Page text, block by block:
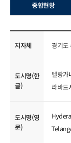
국제기구회의
국제교류현황
종합현황
지자체 경기도
도시명(한
글)
텔랑가
라바드
도시명(영
문)